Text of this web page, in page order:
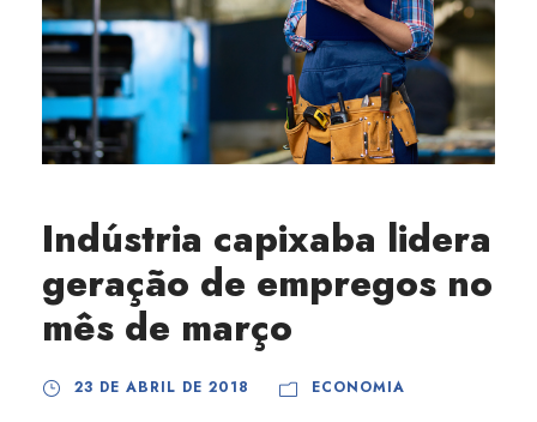
Indústria capixaba lidera
geração de empregos no
mês de março
23 DE ABRIL DE 2018 ECONOMIA